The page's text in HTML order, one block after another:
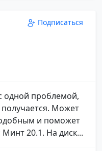
Подписаться
одной проблемой,
Может
и поможет
20.1. На диск...